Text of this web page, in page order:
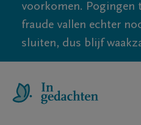
voorkomen. Pogingen
fraude vallen echter
sluiten, dus blijf